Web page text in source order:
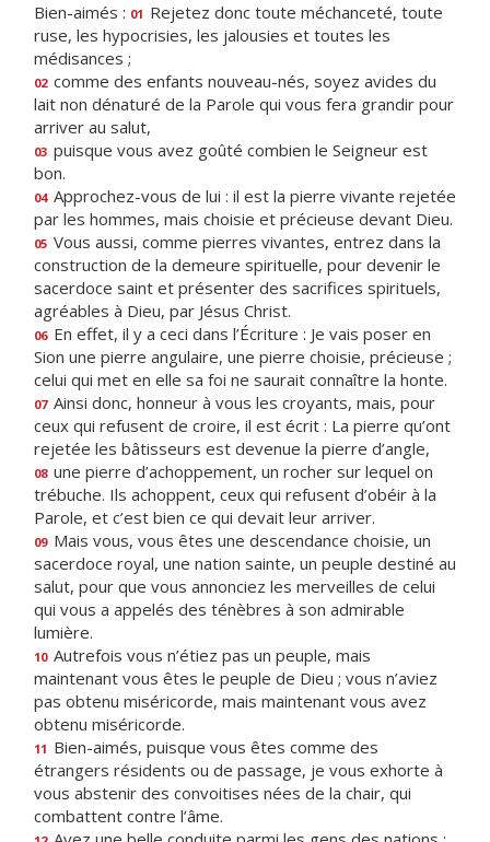
Bien-aimés : 01 Rejetez donc toute méchanceté, toute
ruse, les hypocrisies, les jalousies et toutes les
médisances ;
02 comme des enfants nouveau-nés, soyez avides du
lait non dénaturé de la Parole qui vous fera grandir pour
arriver au salut,
03 puisque vous avez goûté combien le Seigneur est
bon.
04 Approchez-vous de lui : il est la pierre vivante rejetée
par les hommes, mais choisie et précieuse devant Dieu.
05 Vous aussi, comme pierres vivantes, entrez dans la
construction de la demeure spirituelle, pour devenir le
sacerdoce saint et présenter des sacrifices spirituels,
agréables à Dieu, par Jésus Christ.
06 En effet, il y a ceci dans l’Écriture : Je vais poser en
Sion une pierre angulaire, une pierre choisie, précieuse ;
celui qui met en elle sa foi ne saurait connaître la honte.
07 Ainsi donc, honneur à vous les croyants, mais, pour
ceux qui refusent de croire, il est écrit : La pierre qu’ont
rejetée les bâtisseurs est devenue la pierre d’angle,
08 une pierre d’achoppement, un rocher sur lequel on
trébuche. Ils achoppent, ceux qui refusent d’obéir à la
Parole, et c’est bien ce qui devait leur arriver.
09 Mais vous, vous êtes une descendance choisie, un
sacerdoce royal, une nation sainte, un peuple destiné au
salut, pour que vous annonciez les merveilles de celui
qui vous a appelés des ténèbres à son admirable
lumière.
10 Autrefois vous n’étiez pas un peuple, mais
maintenant vous êtes le peuple de Dieu ; vous n’aviez
pas obtenu miséricorde, mais maintenant vous avez
obtenu miséricorde.
11 Bien-aimés, puisque vous êtes comme des
étrangers résidents ou de passage, je vous exhorte à
vous abstenir des convoitises nées de la chair, qui
combattent contre l’âme.